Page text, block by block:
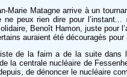
Marie Matagne arrive à un
peux rien dire pour
Benoît Hamon, juste pour
auraient été découragés
de la faim a de la suite
la centrale nucléaire de
de dénoncer le nucléaire